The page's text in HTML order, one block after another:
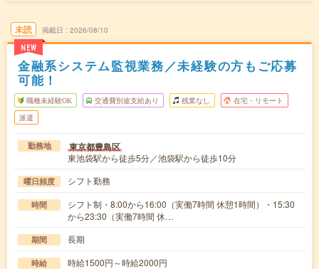
未読
NEW
掲載日 2026/08/10
金融系システム監視業務／未経験の方もご応募
可能！
職種未経験OK 交通費別途支給あり 残業なし 在宅・リモート
派遣
勤務地 東京都豊島区
東池袋駅から徒歩5分／池袋駅から徒歩10分
曜日頻度 シフト勤務
時間
シフト制・8:00から16:00（実働7時間 休憩1時間）・15:30
から23:30（実働7時間 休…
期間 長期
時給 時給1500円～時給2000円